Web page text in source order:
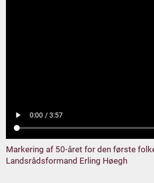
Markering af 50-året for den første
Landsrådsformand Erling Høegh